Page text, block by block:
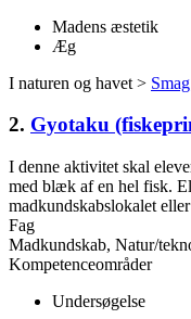
Madens æstetik
Æg
I naturen og havet >
2. Gyotaku
I denne aktivitet skal
med blæk af en hel fisk.
madkundskabslokalet
Fag
Madkundskab, Natur/
Kompetenceområder
Undersøgelse